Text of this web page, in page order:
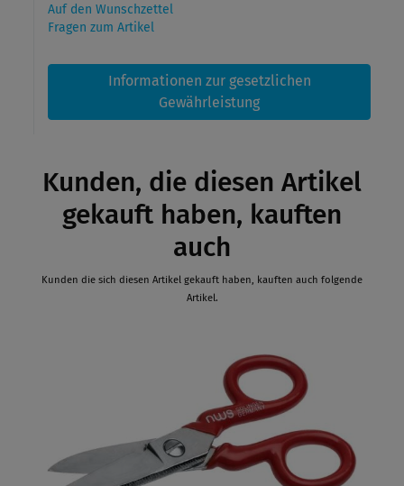
Auf den Wunschzettel
Fragen zum Artikel
Informationen zur gesetzlichen
Gewährleistung
Kunden, die diesen Artikel
gekauft haben, kauften
auch
Kunden die sich diesen Artikel gekauft haben, kauften auch folgende
Artikel.